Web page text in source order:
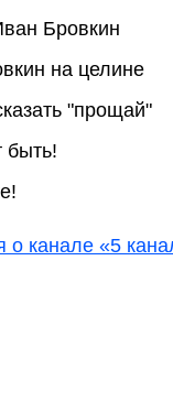
Бровкин
на целине
"прощай"
быть!
канале «5